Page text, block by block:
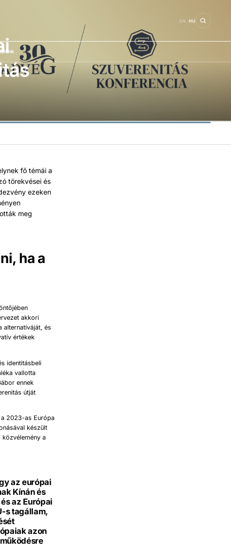
EN HU
fő témái a
törekvései és
ezeken
meg
ha a
akkori
alternatíváját, és
értékek
identitásbeli
vallotta
ennek
útját
a 2023-as Európa
készült
a
az európai
Kínán és
az Európai
s tagállam,
azon